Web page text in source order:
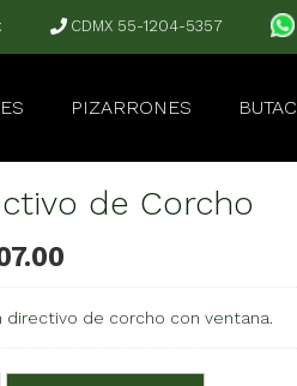
CDMX 55-1204-5357
PIZARRONES
de Corcho
directivo de corcho con ventana.